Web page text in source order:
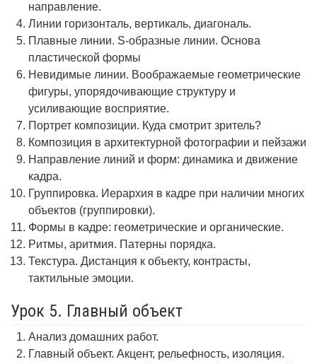
направление.
Линии горизонталь, вертикаль, диагональ.
Плавные линии. S-образные линии. Основа
пластической формы
Невидимые линии. Воображаемые геометрические
фигуры, упорядочивающие структуру и
усиливающие восприятие.
Портрет композиции. Куда смотрит зритель?
Композиция в архитектурной фотографии и пейзажи
Направление линий и форм: динамика и движение
кадра.
Группировка. Иерархия в кадре при наличии многих
объектов (группировки).
Формы в кадре: геометрические и органические.
Ритмы, аритмия. Патерны порядка.
Текстура. Дистанция к объекту, контрасты,
тактильные эмоции.
Урок 5. Главный объект
Анализ домашних работ.
Главный объект. Акцент, рельефность, изоляция.